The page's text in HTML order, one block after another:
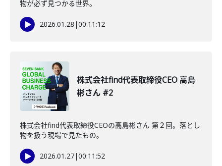
物が必ず見つかる世界。
2026.01.28 |00:11:12
株式会社find代表取締役CEO 高島
彬さん #2
株式会社find代表取締役CEOの高島彬さん 第２回。落とし
物を扱う現場で見たもの。
2026.01.27|00:11:52